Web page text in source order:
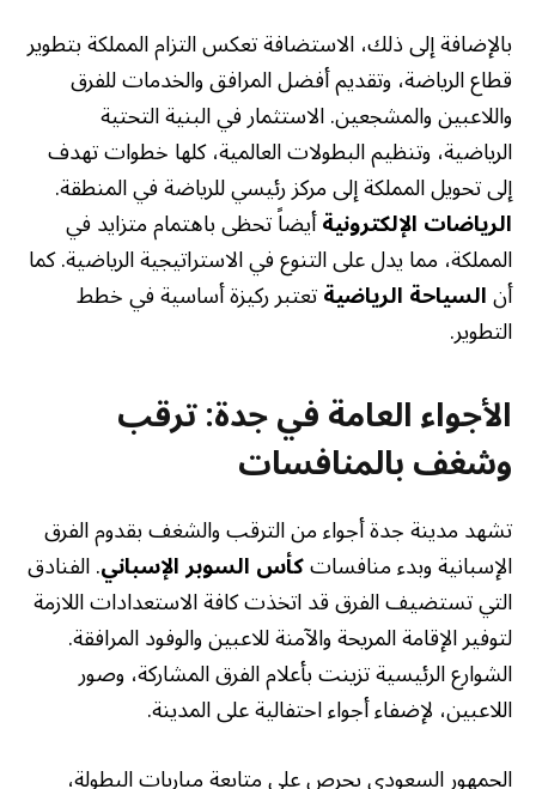
بالإضافة إلى ذلك، الاستضافة تعكس التزام المملكة بتطوير
قطاع الرياضة، وتقديم أفضل المرافق والخدمات للفرق
واللاعبين والمشجعين. الاستثمار في البنية التحتية
الرياضية، وتنظيم البطولات العالمية، كلها خطوات تهدف
إلى تحويل المملكة إلى مركز رئيسي للرياضة في المنطقة.
الرياضات الإلكترونيةأيضاً تحظى باهتمام متزايد في
المملكة، مما يدل على التنوع في الاستراتيجية الرياضية. كما
أنالسياحة الرياضيةتعتبر ركيزة أساسية في خطط
التطوير.
الأجواء العامة في جدة: ترقب
وشغف بالمنافسات
تشهد مدينة جدة أجواء من الترقب والشغف بقدوم الفرق
الإسبانية وبدء منافساتكأس السوبر الإسباني. الفنادق
التي تستضيف الفرق قد اتخذت كافة الاستعدادات اللازمة
لتوفير الإقامة المريحة والآمنة للاعبين والوفود المرافقة.
الشوارع الرئيسية تزينت بأعلام الفرق المشاركة، وصور
اللاعبين، لإضفاء أجواء احتفالية على المدينة.
الجمهور السعودي يحرص على متابعة مباريات البطولة،